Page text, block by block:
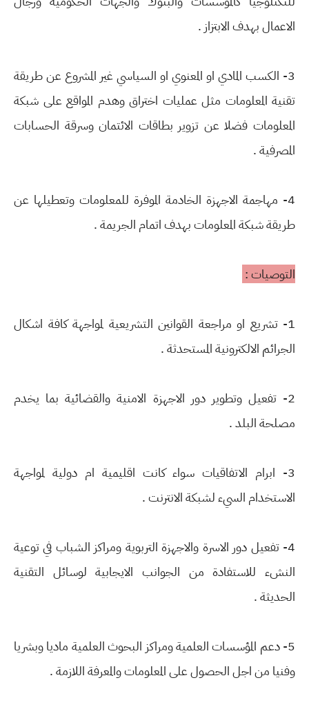
الاعمال بهدف الابتزاز .
3- الكسب المادي او المعنوي او السياسي غير المشروع عن طريقة
تقنية المعلومات مثل عمليات اختراق وهدم المواقع على شبكة
المعلومات فضلا عن تزوير بطاقات الائتمان وسرقة الحسابات
المصرفية .
4- مهاجمة الاجهزة الخادمة الموفرة للمعلومات وتعطيلها عن
طريقة شبكة المعلومات بهدف اتمام الجريمة .
التوصيات :
1- تشريع او مراجعة القوانين التشريعية لمواجهة كافة اشكال
الجرائم الالكترونية المستحدثة .
2- تفعيل وتطوير دور الاجهزة الامنية والقضائية بما يخدم
مصلحة البلد .
3- ابرام الاتفاقيات سواء كانت اقليمية ام دولية لمواجهة
الاستخدام السيء لشبكة الانترنت .
4- تفعيل دور الاسرة والاجهزة التربوية ومراكز الشباب في توعية
النشء للاستفادة من الجوانب الايجابية لوسائل التقنية
الحديثة .
5- دعم المؤسسات العلمية ومراكز البحوث العلمية ماديا وبشريا
وفنيا من اجل الحصول على المعلومات والمعرفة اللازمة .